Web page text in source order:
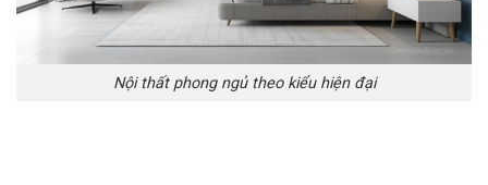
Nội thất phong ngủ theo kiểu hiện đại